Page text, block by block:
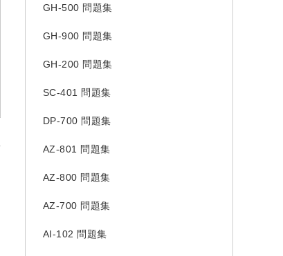
GH-500 問題集
GH-900 問題集
GH-200 問題集
SC-401 問題集
DP-700 問題集
AZ-801 問題集
AZ-800 問題集
AZ-700 問題集
AI-102 問題集